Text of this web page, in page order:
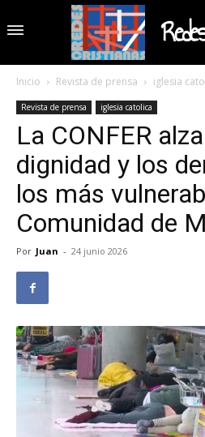
Inicio Revista de prensa iglesia
Revista de prensa iglesia catolica
La CONFER
dignidad y los
los más
Comunidad de
Por Juan - 24 junio 2026